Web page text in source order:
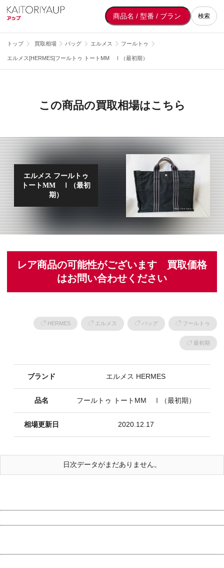
検索
トップ 買取相場 バッグ エルメス フールトゥ
エルメス[HERMES]フールトゥ トートMM Ⅰ（最初期）
この商品の買取相場はこちら
エルメス フールトゥ
トートMM Ⅰ（最初
期）
レア商品の可能性がございます 買取価格
はお問い合わせください
HERMES エルメス バッグ フールトゥ
最初期
ブランド エルメス HERMES
品名 フールトゥ トートMM Ⅰ（最初期）
相場更新日 2020.12.17
日次データがまだありません。